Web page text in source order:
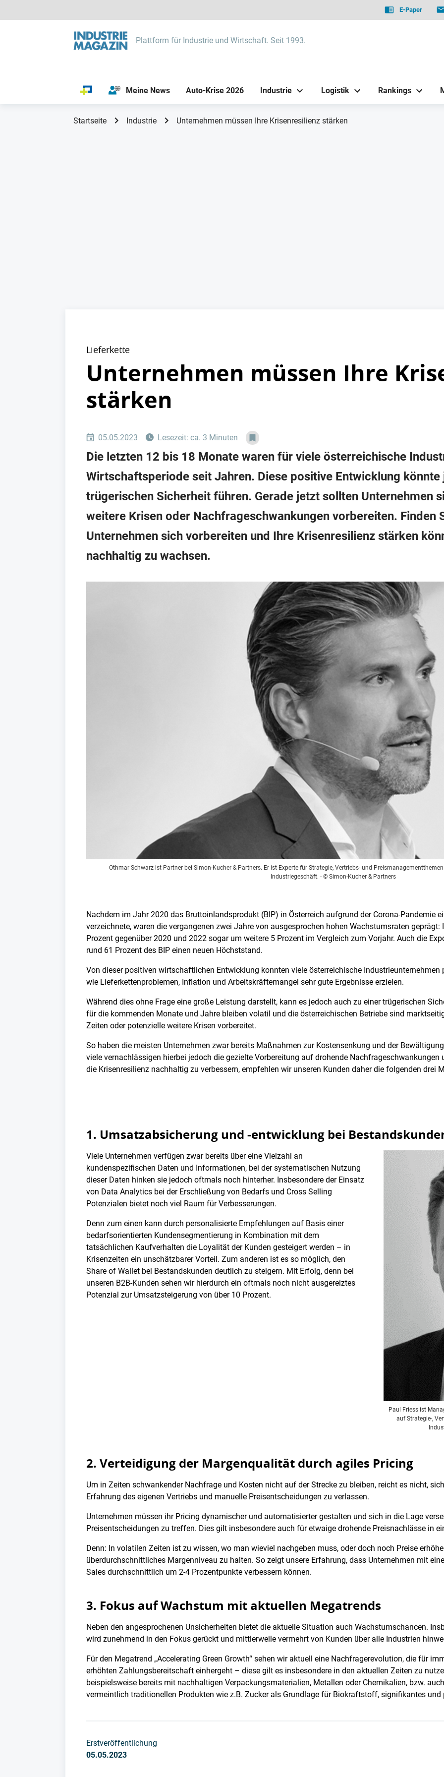
E-Paper
Plattform für Industrie und Wirtschaft. Seit 1993.
Meine News Auto-Krise 2026 Industrie Logistik Rankings
Startseite Industrie Unternehmen müssen Ihre Krisenresilienz stärken
Lieferkette
Unternehmen müssen Ihre
stärken
05.05.2023 Lesezeit: ca. 3 Minuten
Die letzten 12 bis 18 Monate waren für viele österreichische
Wirtschaftsperiode seit Jahren. Diese positive Entwicklung könnte
trügerischen Sicherheit führen. Gerade jetzt sollten Unternehmen
weitere Krisen oder Nachfrageschwankungen vorbereiten. Finden
Unternehmen sich vorbereiten und Ihre Krisenresilienz stärken
nachhaltig zu wachsen.
Othmar Schwarz ist Partner bei Simon-Kucher & Partners. Er ist Experte für Strategie, Vertriebs- und
Industriegeschäft. - © Simon-Kucher & Partners
Nachdem im Jahr 2020 das Bruttoinlandsprodukt (BIP) in Österreich aufgrund der Corona-Pandemie
verzeichnete, waren die vergangenen zwei Jahre von ausgesprochen hohen Wachstumsraten
Prozent gegenüber 2020 und 2022 sogar um weitere 5 Prozent im Vergleich zum Vorjahr. Auch die
rund 61 Prozent des BIP einen neuen Höchststand.
Von dieser positiven wirtschaftlichen Entwicklung konnten viele österreichische
wie Lieferkettenproblemen, Inflation und Arbeitskräftemangel sehr gute Ergebnisse erzielen.
Während dies ohne Frage eine große Leistung darstellt, kann es jedoch auch zu einer trügerischen
für die kommenden Monate und Jahre bleiben volatil und die österreichischen Betriebe sind
Zeiten oder potenzielle weitere Krisen vorbereitet.
So haben die meisten Unternehmen zwar bereits Maßnahmen zur Kostensenkung und der
viele vernachlässigen hierbei jedoch die gezielte Vorbereitung auf drohende Nachfrageschwankungen
die Krisenresilienz nachhaltig zu verbessern, empfehlen wir unseren Kunden daher die folgenden drei
1. Umsatzabsicherung und -entwicklung bei
Viele Unternehmen verfügen zwar bereits über eine Vielzahl an
kundenspezifischen Daten und Informationen, bei der systematischen Nutzung
dieser Daten hinken sie jedoch oftmals noch hinterher. Insbesondere der Einsatz
von Data Analytics bei der Erschließung von Bedarfs und Cross Selling
Potenzialen bietet noch viel Raum für Verbesserungen.
Denn zum einen kann durch personalisierte Empfehlungen auf Basis einer
bedarfsorientierten Kundensegmentierung in Kombination mit dem
tatsächlichen Kaufverhalten die Loyalität der Kunden gesteigert werden – in
Krisenzeiten ein unschätzbarer Vorteil. Zum anderen ist es so möglich, den
Share of Wallet bei Bestandskunden deutlich zu steigern. Mit Erfolg, denn bei
unseren B2B-Kunden sehen wir hierdurch ein oftmals noch nicht ausgereiztes
Potenzial zur Umsatzsteigerung von über 10 Prozent.
Paul Friess ist
auf Strategie-,
2. Verteidigung der Margenqualität durch agiles Pricing
Um in Zeiten schwankender Nachfrage und Kosten nicht auf der Strecke zu bleiben, reicht es nicht,
Erfahrung des eigenen Vertriebs und manuelle Preisentscheidungen zu verlassen.
Unternehmen müssen ihr Pricing dynamischer und automatisierter gestalten und sich in die Lage
Preisentscheidungen zu treffen. Dies gilt insbesondere auch für etwaige drohende Preisnachlässe in
Denn: In volatilen Zeiten ist zu wissen, wo man wieviel nachgeben muss, oder doch noch Preise
überdurchschnittliches Margenniveau zu halten. So zeigt unsere Erfahrung, dass Unternehmen mit
Sales durchschnittlich um 2-4 Prozentpunkte verbessern können.
3. Fokus auf Wachstum mit aktuellen Megatrends
Neben den angesprochenen Unsicherheiten bietet die aktuelle Situation auch Wachstumschancen.
wird zunehmend in den Fokus gerückt und mittlerweile vermehrt von Kunden über alle Industrien
Für den Megatrend „Accelerating Green Growth“ sehen wir aktuell eine Nachfragerevolution, die für
erhöhten Zahlungsbereitschaft einhergeht – diese gilt es insbesondere in den aktuellen Zeiten zu
beispielsweise bereits mit nachhaltigen Verpackungsmaterialien, Metallen oder Chemikalien, bzw.
vermeintlich traditionellen Produkten wie z.B. Zucker als Grundlage für Biokraftstoff, signifikantes
Erstveröffentlichung
05.05.2023